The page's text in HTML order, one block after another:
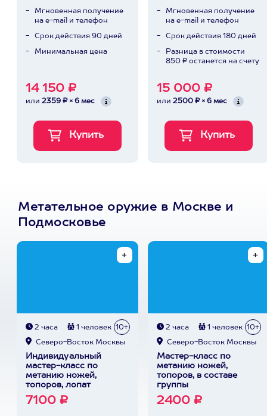
Мгновенная получение
на e-mail и телефон
Срок действия 90 дней
Минимальная цена
14 150 ₽
или 2359 ₽ × 6 мес
Мгновенная получение
на e-mail и телефон
Срок действия 180 дней
Разница в стоимости
850 ₽ останется на счету
15 000 ₽
или 2500 ₽ × 6 мес
Метательное оружие в Москве и
Подмосковье
2 часа 1 человек 10+
Северо-Восток Москвы
Индивидуальный
мастер-класс по
метанию ножей,
топоров, лопат
7100 ₽
2 часа 1 человек 10+
Северо-Восток Москвы
Мастер-класс по
метанию ножей,
топоров, в составе
группы
2400 ₽